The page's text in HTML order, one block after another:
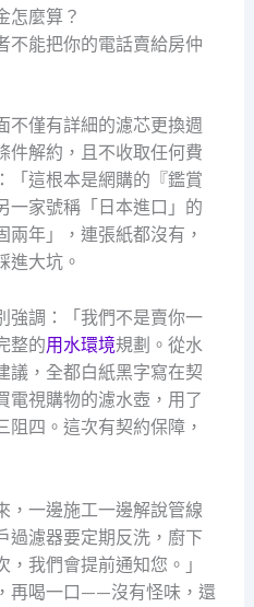
怎麼算？
不能把你的電話賣給房仲
不僅有詳細的濾芯更換週
件解約，且不收取任何費
「這根本是網購的『鑑賞
一家號稱「日本進口」的
兩年」，連張紙都沒有，
進大坑。
強調：「我們不是賣你一
整的用水環境規劃。從水
議，全都白紙黑字寫在契
電視購物的濾水壺，用了
阻四。這次有契約保障，
，一邊施工一邊解說管線
過濾器要定期反洗，廚下
我們會提前通知您。」
再喝一口——沒有怪味，還